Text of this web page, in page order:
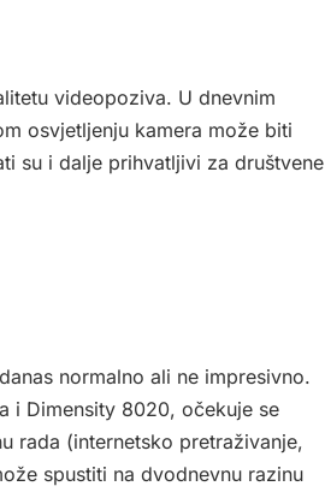
videopoziva. U dnevnim
osvjetljenju kamera može biti
su i dalje prihvatljivi za društvene
normalno ali ne impresivno.
i Dimensity 8020, očekuje se
rada (internetsko pretraživanje,
spustiti na dvodnevnu razinu